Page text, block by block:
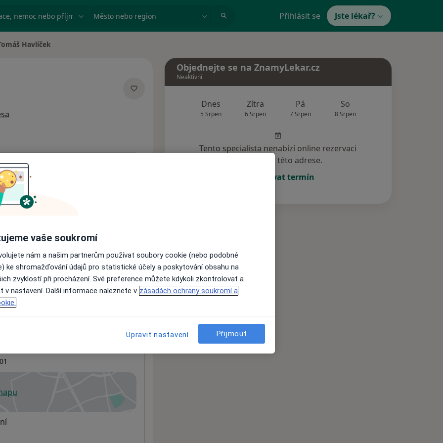
nemoc nebo příjmení Město nebo region Přihlásit se Jste lékař?
městaHavlíček
nejsou k dispozici
informace o svých službách.
v nové záložce
Objednejte se na ZnamyLekar.cz
Neaktivní
Dnes
5 Srpen
Zítra
6 Srpen
Pá
7 Srpen
So
8 Srpen
Tento specialista nenabízí online rezervaci
termínu na této adrese.
Rezervovat termín
vaše soukromí
nám a našim partnerům používat soubory cookie (nebo podobné
ke shromažďování údajů pro statistické účely a poskytování obsahu na
zvyklostí při procházení. Své preference můžete kdykoli zkontrolovat a
v nastavení. Další informace naleznete v zásadách ochrany soukromí a
Upravit nastavení Přijmout